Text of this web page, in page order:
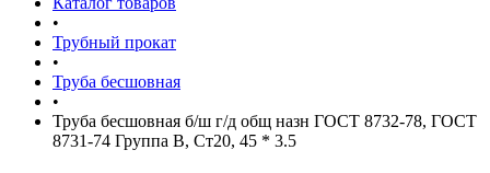
•
Трубный прокат
•
Труба бесшовная
•
Труба бесшовная б/ш г/д общ назн ГОСТ 8732-78, ГОСТ
8731-74 Группа В, Ст20, 45 * 3.5